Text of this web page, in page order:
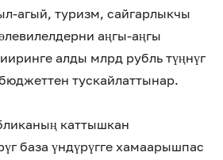
агый, туризм, сайгарлыкчы
аңгы-аңгы
алды млрд рубль түңнүг
тускайлаттынар.
каттышкан
база үндүрүгге хамаарышпас